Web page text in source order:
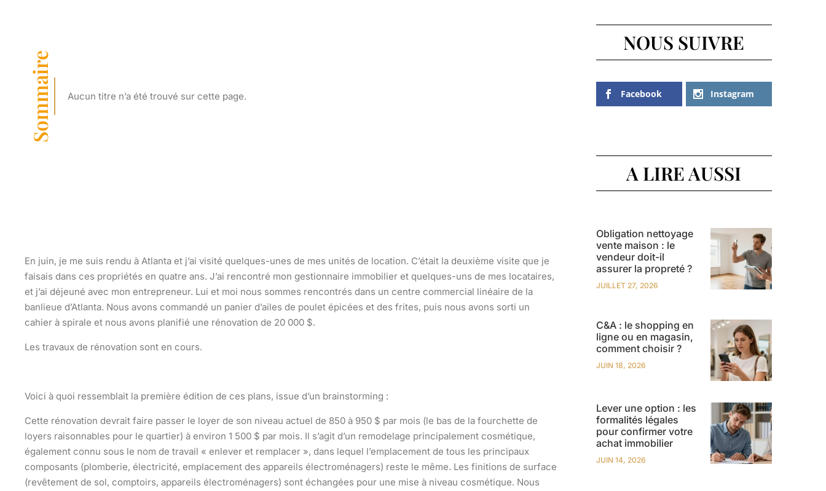
Sommaire Aucun titre n’a été trouvé sur cette page.
En juin, je me suis rendu à Atlanta et j’ai visité quelques-unes de mes unités de location. C’était la deuxième visite que je
faisais dans ces propriétés en quatre ans. J’ai rencontré mon gestionnaire immobilier et quelques-uns de mes locataires,
et j’ai déjeuné avec mon entrepreneur. Lui et moi nous sommes rencontrés dans un centre commercial linéaire de la
banlieue d’Atlanta. Nous avons commandé un panier d’ailes de poulet épicées et des frites, puis nous avons sorti un
cahier à spirale et nous avons planifié une rénovation de 20 000 $.
Les travaux de rénovation sont en cours.
Voici à quoi ressemblait la première édition de ces plans, issue d’un brainstorming :
Cette rénovation devrait faire passer le loyer de son niveau actuel de 850 à 950 $ par mois (le bas de la fourchette de
loyers raisonnables pour le quartier) à environ 1 500 $ par mois. Il s’agit d’un remodelage principalement cosmétique,
également connu sous le nom de travail « enlever et remplacer », dans lequel l’emplacement de tous les principaux
composants (plomberie, électricité, emplacement des appareils électroménagers) reste le même. Les finitions de surface
(revêtement de sol, comptoirs, appareils électroménagers) sont échangées pour une mise à niveau cosmétique. Nous
NOUS SUIVRE
Facebook Instagram
A LIRE AUSSI
Obligation nettoyage
vente maison : le
vendeur doit-il
assurer la propreté ?
JUILLET 27, 2026
C&A : le shopping en
ligne ou en magasin,
comment choisir ?
JUIN 18, 2026
Lever une option : les
formalités légales
pour confirmer votre
achat immobilier
JUIN 14, 2026